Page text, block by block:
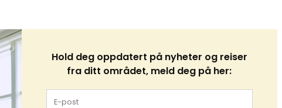
Hold deg oppdatert på nyheter og reiser
fra ditt området, meld deg på her:
E-post